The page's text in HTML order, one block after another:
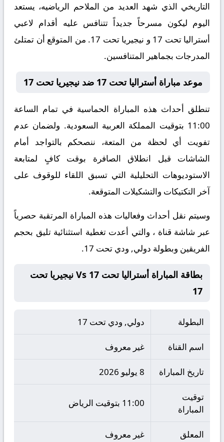
التاريخي الذي شهد العديد من الملاحم الرياضيه، يستعد
اليوم ليكون مسرحاً جديداً تتنافس عليه أقدام لاعبي
أستراليا تحت 17 و نيجيريا تحت 17. من المتوقع أن تمتلئ
المدرجات بجماهير المتنافسين.
موعد مباراة أستراليا تحت 17 ضد نيجيريا تحت 17
تنطلق أحداث هذه المباراة الحماسية في تمام الساعة
11:00 بتوقيت المملكة العربية السعودية. ولضمان عدم
تفويت أي لحظة من المتعة، ننصحكم بالتواجد أمام
الشاشات قبل انطلاق الصافرة بوقت كافٍ لمتابعة
الاستوديوهات التحليلية التي تسبق اللقاء للوقوف على
آخر التكتيكات والتشكيلات المتوقعة.
​وسيتم نقل أحداث وفعاليات هذه المباراة المرتقبة حصرياً
عبر شاشة قناة ، والتي أعدت تغطية استثنائية تليق بحجم
الفريقين وبطولة دولي, ودي تحت 17.
بطاقة المباراة أستراليا تحت 17 Vs نيجيريا تحت
17
البطولة دولي, ودي تحت 17
اسم القناة غير معروف
تاريخ المباراة 8 يوليو 2026
توقيت
المباراة
11:00 بتوقيت الرياض
المعلق غير معروف